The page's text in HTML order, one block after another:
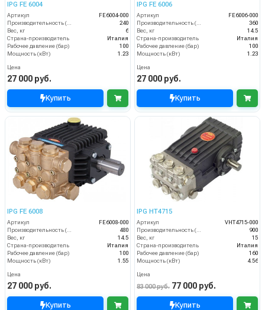
IPG FE 6004
Артикул
FE6004-000
240
Вес, кг
6
Страна-производитель
Италия
Рабочее давление (бар)
100
Мощность (кВт)
1.23
Цена
27 000 руб.
Купить
IPG FE 6006
Артикул
FE6006-000
360
Вес, кг
14.5
Страна-производитель
Италия
Рабочее давление (бар)
100
Мощность (кВт)
1.23
Цена
27 000 руб.
Купить
IPG FE 6008
Артикул
FE6008-000
480
Вес, кг
14.5
Страна-производитель
Италия
Рабочее давление (бар)
100
Мощность (кВт)
1.55
Цена
27 000 руб.
Купить
IPG HT4715
Артикул
VHT4715-000
900
Вес, кг
15
Страна-производитель
Италия
Рабочее давление (бар)
160
Мощность (кВт)
4.56
Цена
83 000 руб. 77 000 руб.
Купить